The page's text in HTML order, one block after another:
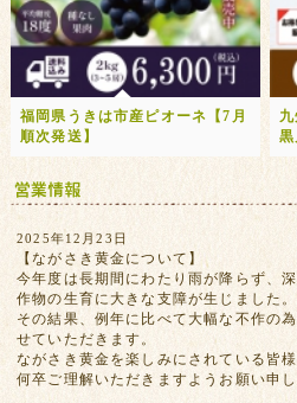
福岡県うきは市産ピオーネ【7月
順次発送】
黒
2025年12月23日
【ながさき黄金について】
今年度は長期間にわたり雨が降らず、
作物の生育に大きな支障が生じました。
その結果、例年に比べて大幅な不作の
せていただきます。
ながさき黄金を楽しみにされている皆
何卒ご理解いただきますようお願い申し